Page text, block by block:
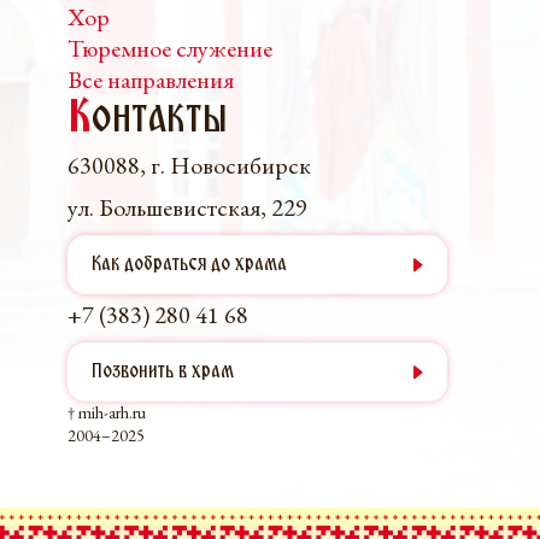
Хор
Тюремное служение
Все направления
Контакты
630088, г. Новосибирск
ул. Большевистская, 229
Как добраться до храма
+7 (383) 280 41 68
Позвонить в храм
† mih-arh.ru
2004–2025